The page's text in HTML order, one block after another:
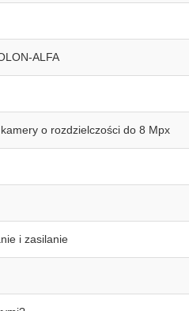
ALFA
o rozdzielczości do 8 Mpx
i zasilanie